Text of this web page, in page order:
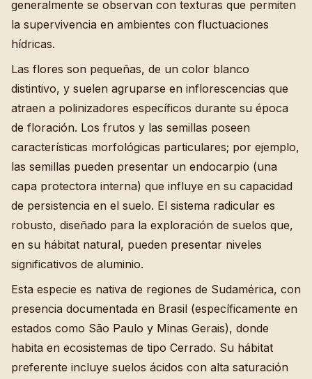
generalmente se observan con texturas que permiten
la supervivencia en ambientes con fluctuaciones
hídricas.
Las flores son pequeñas, de un color blanco
distintivo, y suelen agruparse en inflorescencias que
atraen a polinizadores específicos durante su época
de floración. Los frutos y las semillas poseen
características morfológicas particulares; por ejemplo,
las semillas pueden presentar un endocarpio (una
capa protectora interna) que influye en su capacidad
de persistencia en el suelo. El sistema radicular es
robusto, diseñado para la exploración de suelos que,
en su hábitat natural, pueden presentar niveles
significativos de aluminio.
Esta especie es nativa de regiones de Sudamérica, con
presencia documentada en Brasil (específicamente en
estados como São Paulo y Minas Gerais), donde
habita en ecosistemas de tipo Cerrado. Su hábitat
preferente incluye suelos ácidos con alta saturación